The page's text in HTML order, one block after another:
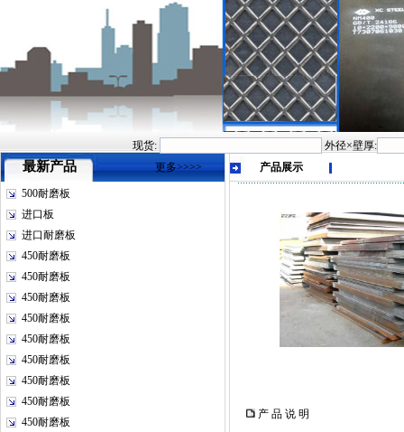
现货: 外径×壁厚:
最新产品 更多>>>>
500耐磨板
进口板
进口耐磨板
450耐磨板
450耐磨板
450耐磨板
450耐磨板
450耐磨板
450耐磨板
450耐磨板
450耐磨板
450耐磨板
产品展示
产 品 说 明